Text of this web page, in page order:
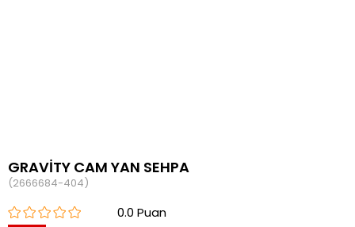
GRAVİTY CAM YAN SEHPA
(2666684-404)
0.0